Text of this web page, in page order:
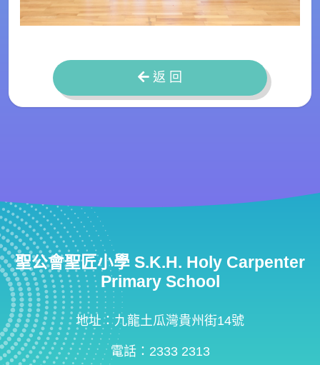
返 回
聖公會聖匠小學 S.K.H. Holy Carpenter
Primary School
地址：九龍土瓜灣貴州街14號
電話：2333 2313